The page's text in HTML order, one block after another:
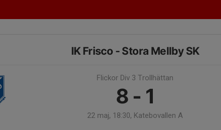
IK Frisco - Stora Mellby SK
Flickor Div 3 Trollhättan
8 - 1
22 maj, 18:30, Katebovallen A